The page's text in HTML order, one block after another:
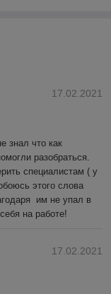
17.02.2021
знал что как
разобраться.
специалистам ( у
этого слова
им не упал в
на работе!
17.02.2021